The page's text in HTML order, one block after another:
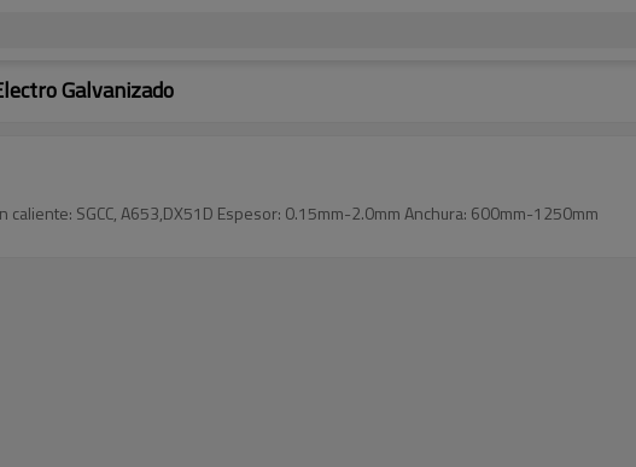
Galvanizado
SGCC, A653,DX51D Espesor: 0.15mm-2.0mm Anchura: 600mm-1250mm